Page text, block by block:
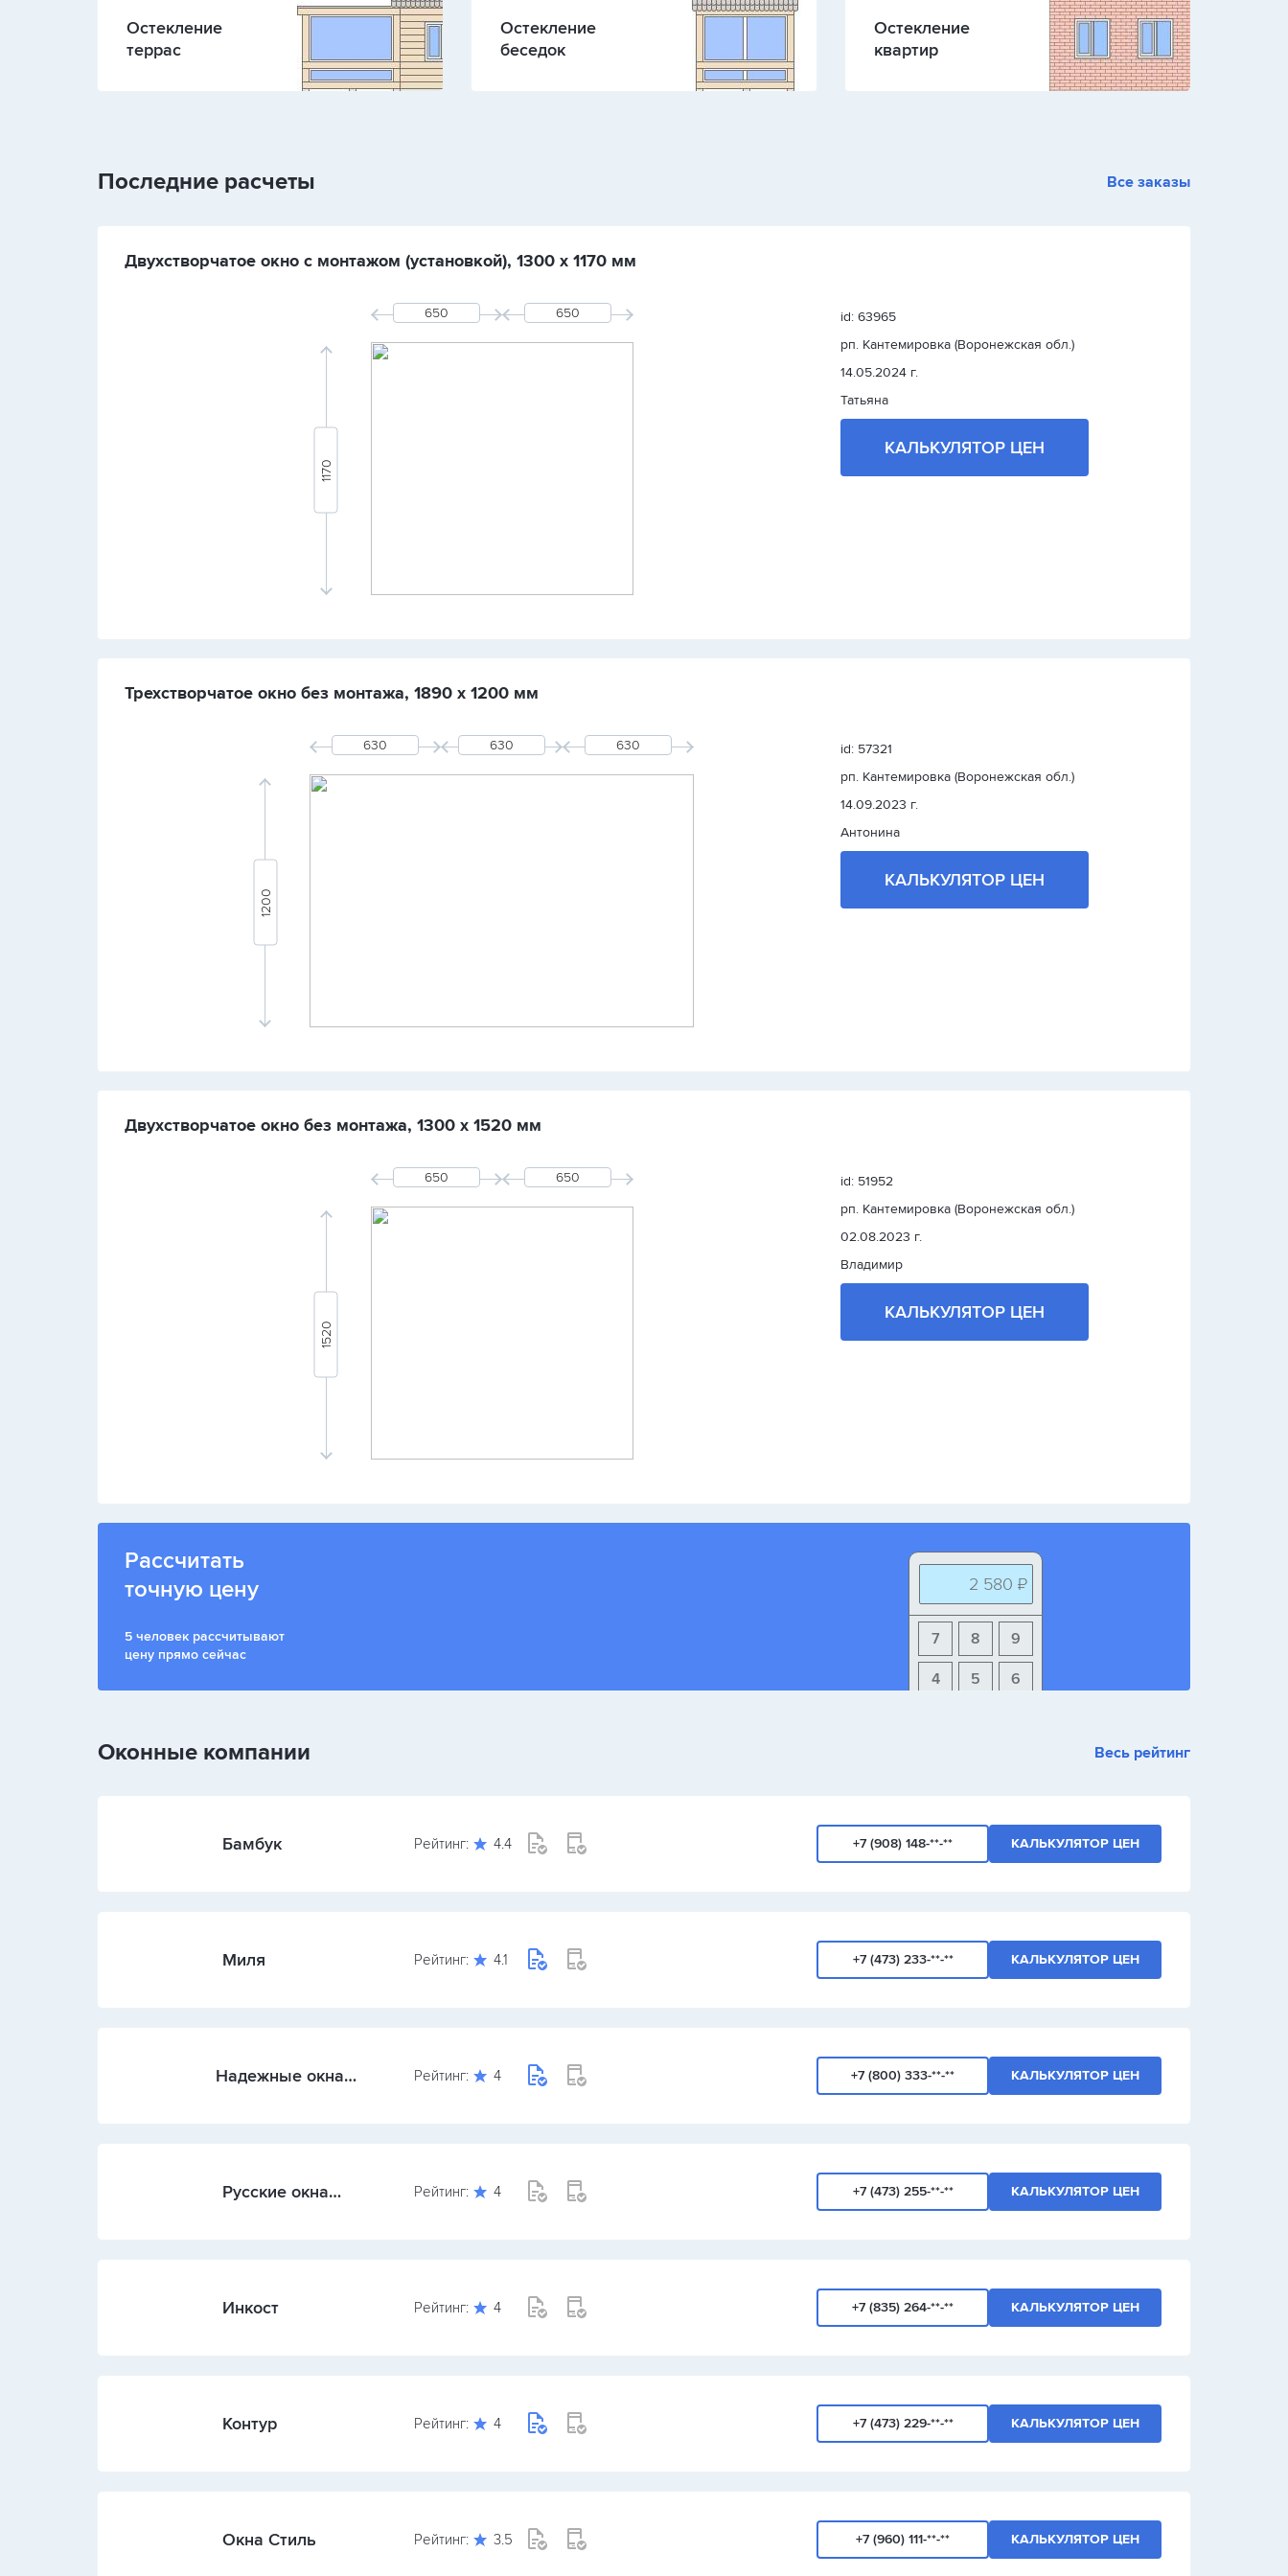
Остекление
террас
Остекление
беседок
Остекление
квартир
Последние расчеты Все заказы
Двухстворчатое окно с монтажом (установкой), 1300 х 1170 мм
id: 63965
рп. Кантемировка (Воронежская обл.)
14.05.2024 г.
Татьяна
КАЛЬКУЛЯТОР ЦЕН
Трехстворчатое окно без монтажа, 1890 х 1200 мм
id: 57321
рп. Кантемировка (Воронежская обл.)
14.09.2023 г.
Антонина
КАЛЬКУЛЯТОР ЦЕН
Двухстворчатое окно без монтажа, 1300 х 1520 мм
id: 51952
рп. Кантемировка (Воронежская обл.)
02.08.2023 г.
Владимир
КАЛЬКУЛЯТОР ЦЕН
Рассчитать
точную цену
5 человек рассчитывают
цену прямо сейчас
2 580 ₽
9
8
7
6
5
4
Оконные компании Весь рейтинг
Бамбук Рейтинг: 4.4 +7 (908) 148-**-** КАЛЬКУЛЯТОР ЦЕН
Миля Рейтинг: 4.1 +7 (473) 233-**-** КАЛЬКУЛЯТОР ЦЕН
Надежные окна
Рейтинг: 4 +7 (800) 333-**-** КАЛЬКУЛЯТОР ЦЕН
Русские окна
Рейтинг: 4 +7 (473) 255-**-** КАЛЬКУЛЯТОР ЦЕН
Инкост Рейтинг: 4 +7 (835) 264-**-** КАЛЬКУЛЯТОР ЦЕН
Контур Рейтинг: 4 +7 (473) 229-**-** КАЛЬКУЛЯТОР ЦЕН
Окна Стиль Рейтинг: 3.5 +7 (960) 111-**-** КАЛЬКУЛЯТОР ЦЕН